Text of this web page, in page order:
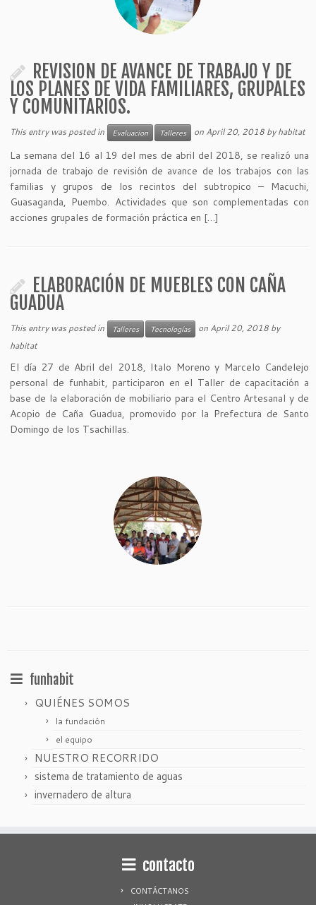
REVISION DE AVANCE DE TRABAJO Y DE
LOS PLANES DE VIDA FAMILIARES, GRUPALES
Y COMUNITARIOS.
This entry was posted in Evaluacion Talleres on April 20, 2018 byhabitat
La semana del 16 al 19 del mes de abril del 2018, se realizó una
jornada de trabajo de revisión de avance de los trabajos con las
familias y grupos de los recintos del subtropico – Macuchi,
Guasaganda, Puembo. Actividades que son complementadas con
acciones grupales de formación práctica en […]
ELABORACIÓN DE MUEBLES CON CAÑA
GUADUA
This entry was posted in Talleres Tecnologías on April 20, 2018 by
habitat
El día 27 de Abril del 2018, Italo Moreno y Marcelo Candelejo
personal de funhabit, participaron en el Taller de capacitación a
base de la elaboración de mobiliario para el Centro Artesanal y de
Acopio de Caña Guadua, promovido por la Prefectura de Santo
Domingo de los Tsachillas.
funhabit
QUIÉNES SOMOS
la fundación
el equipo
NUESTRO RECORRIDO
sistema de tratamiento de aguas
invernadero de altura
contacto
CONTÁCTANOS